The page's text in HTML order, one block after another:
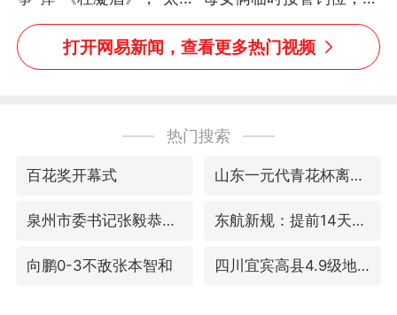
像了～你是吃古筝长大的
吗？”“或将成为首位考级
不带古筝的选手。”（来
玩具鱼竿钓上大鱼
打开网易新闻，查看更多热门视频
热门搜索
百花奖开幕式 山东一元代青花杯离奇失踪
泉州市委书记张毅恭被查 东航新规：提前14天可免费退改签
向鹏0-3不敌张本智和 四川宜宾高县4.9级地震致1死